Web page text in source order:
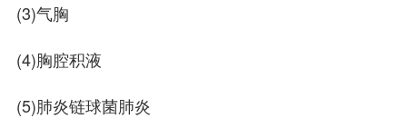
(3)气胸
(4)胸腔积液
(5)肺炎链球菌肺炎